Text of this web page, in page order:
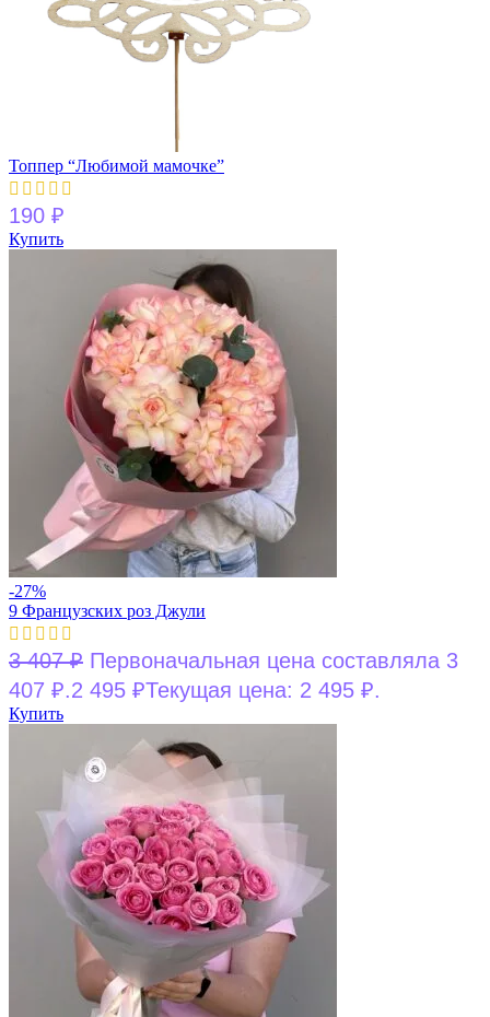
Топпер “Любимой мамочке”
190 ₽
Купить
-27%
9 Французских роз Джули
3 407₽ Первоначальная цена составляла 3
407 ₽.2 495 ₽Текущая цена: 2 495 ₽.
Купить